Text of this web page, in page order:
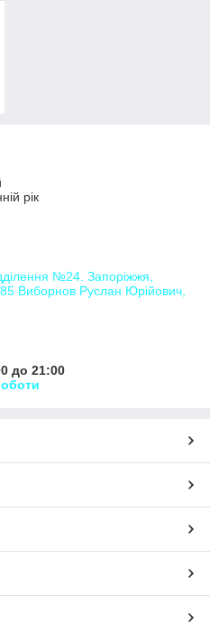
рік
№24. Запоріжжя,
Виборнов Руслан Юрійович,
до 21:00